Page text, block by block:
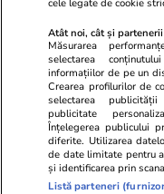
Germania: „Și
trandafirii dincolo”
Știri România
Ploi torențiale,
județe. Harta
meteo ANM cod
cele legate de cookie
Atât noi, cât și
Măsurarea
selectarea
informațiilor de pe un
Crearea profilurilor de
selectarea
publicitate
Înțelegerea publicului
diferite. Utilizarea
de date limitate pentru
și identificarea prin
Listă parteneri